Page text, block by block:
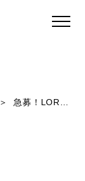
急募！LORO福岡のある福岡市中央区内の坂を巡るライドイベントを開催！！